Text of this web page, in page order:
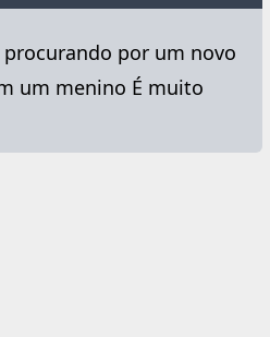
por um novo
um menino É muito